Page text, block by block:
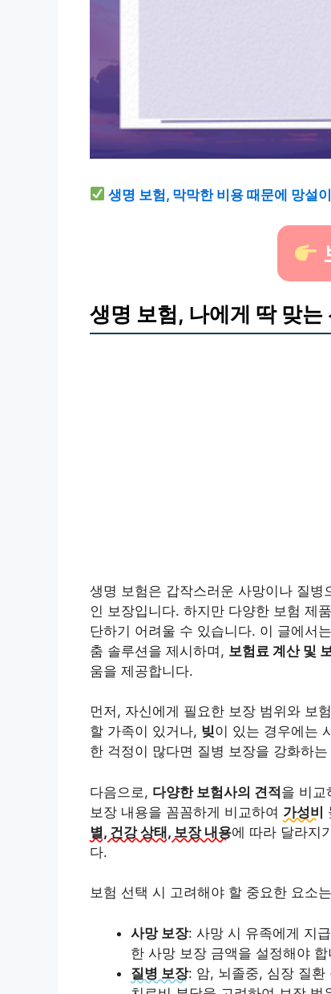
생명 보험, 막막한 비용 때문에 망설
생명 보험, 나에게 딱 맞는
생명 보험은 갑작스러운 사망이나 질
인 보장입니다. 하지만 다양한 보험 제
단하기 어려울 수 있습니다. 이 글에서는
춤 솔루션을 제시하며, 보험료 계산 및
움을 제공합니다.
먼저, 자신에게 필요한 보장 범위와 보
할 가족이 있거나, 빚이 있는 경우에는
한 걱정이 많다면 질병 보장을 강화하
다음으로, 다양한 보험사의 견적을 비교
보장 내용을 꼼꼼하게 비교하여 가성비
별, 건강 상태, 보장 내용에 따라 달라지
다.
보험 선택 시 고려해야 할 중요한 요소
사망 보장: 사망 시 유족에게 지
한 사망 보장 금액을 설정해야 합
질병 보장: 암, 뇌졸중, 심장 질환